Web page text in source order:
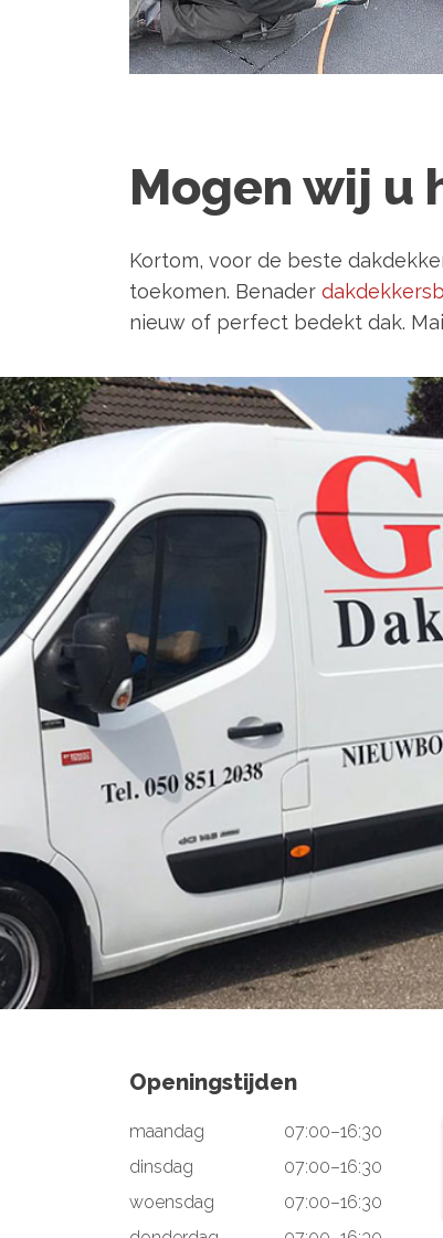
Mogen wij u
Kortom, voor de beste
toekomen. Benader
nieuw of perfect bedekt dak.
Openingstijden
maandag
07:00–16:30
dinsdag
07:00–16:30
woensdag
07:00–16:30